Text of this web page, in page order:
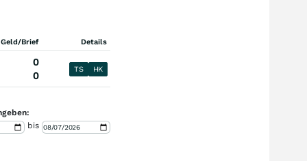
Geld/Brief Details
0
0
TS HK
bis